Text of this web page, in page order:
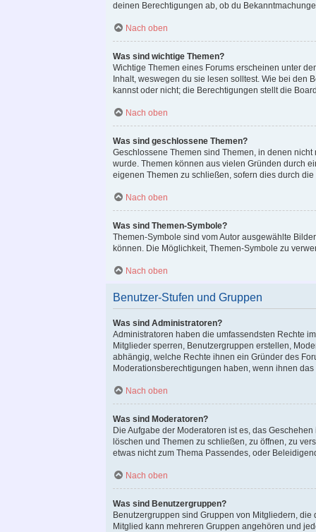
deinen Berechtigungen ab, ob du
Nach oben
Was sind wichtige Themen?
Wichtige Themen eines Forums erscheinen unter
Inhalt, weswegen du sie lesen solltest. Wie bei den
kannst oder nicht; die Berechtigungen stellt die
Nach oben
Was sind geschlossene Themen?
Geschlossene Themen sind Themen, in denen
wurde. Themen können aus vielen Gründen durch
eigenen Themen zu schließen, sofern dies durch
Nach oben
Was sind Themen-Symbole?
Themen-Symbole sind vom Autor ausgewählte
können. Die Möglichkeit, Themen-Symbole zu
Nach oben
Benutzer-Stufen und Gruppen
Was sind Administratoren?
Administratoren haben die umfassendsten Rechte
Mitglieder sperren, Benutzergruppen erstellen,
abhängig, welche Rechte ihnen ein Gründer des
Moderationsberechtigungen haben, wenn ihnen
Nach oben
Was sind Moderatoren?
Die Aufgabe der Moderatoren ist es, das
löschen und Themen zu schließen, zu öffnen, zu
etwas nicht zum Thema Passendes, oder
Nach oben
Was sind Benutzergruppen?
Benutzergruppen sind Gruppen von Mitgliedern,
Mitglied kann mehreren Gruppen angehören und